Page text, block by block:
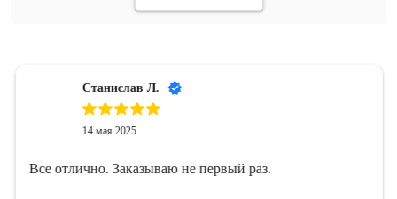
Станислав Л.
14 мая 2025
Все отлично. Заказываю не первый раз.